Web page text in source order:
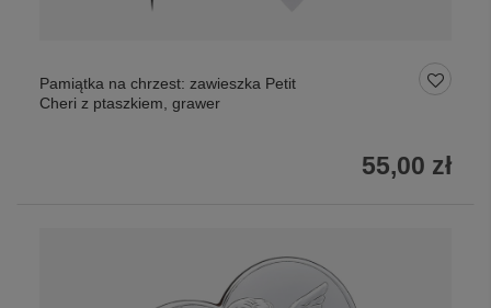
Pamiątka na chrzest: zawieszka Petit
Cheri z ptaszkiem, grawer
55,00 zł